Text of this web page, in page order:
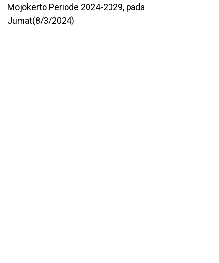
Mojokerto Periode 2024-2029, pada
Jumat(8/3/2024)